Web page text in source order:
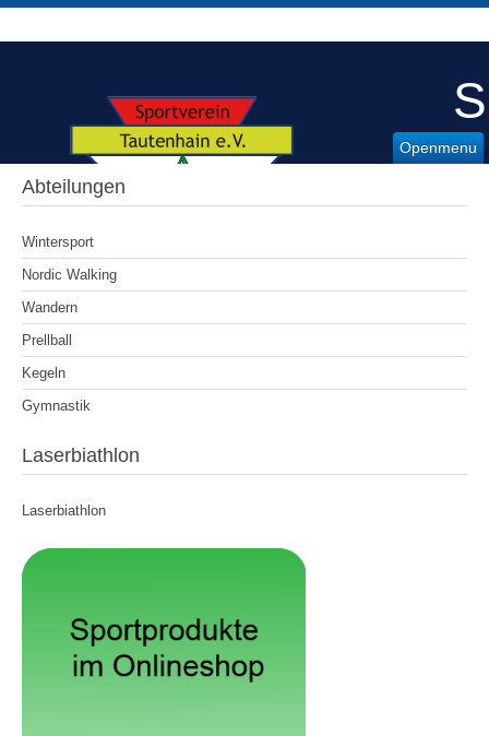
Openmenu
Abteilungen
Wintersport
Nordic Walking
Wandern
Prellball
Kegeln
Gymnastik
Laserbiathlon
Laserbiathlon